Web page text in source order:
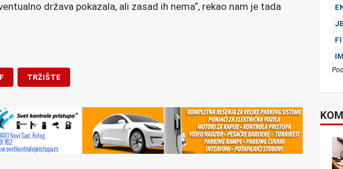
država pokazala, ali zasad ih nema“, rekao nam je tada
TRŽIŠTE